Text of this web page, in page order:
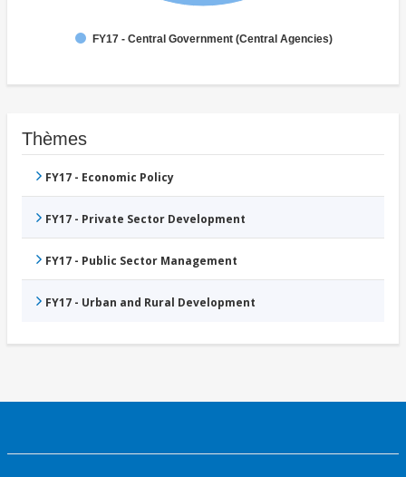
FY17 - Central Government (Central Agencies)
Thèmes
FY17 - Economic Policy
FY17 - Private Sector Development
FY17 - Public Sector Management
FY17 - Urban and Rural Development